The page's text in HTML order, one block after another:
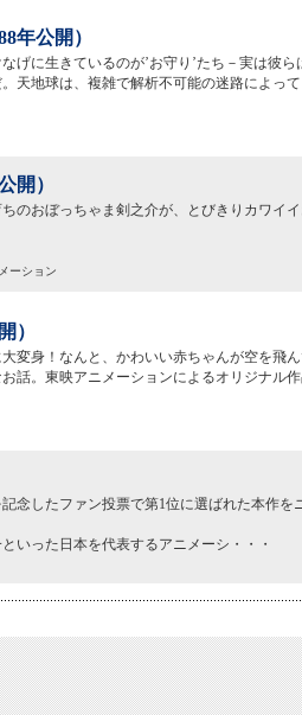
年公開）
げに生きているのが’お守り’たち－実は彼
天地球は、複雑で解析不可能の迷路によって
開）
のおぼっちゃま剣之介が、とびきりカワイ
ーション
）
変身！なんと、かわいい赤ちゃんが空を飛
話。東映アニメーションによるオリジナル作
念したファン投票で第1位に選ばれた本作を
いった日本を代表するアニメーシ・・・